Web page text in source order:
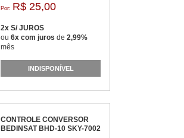
Por: R$ 25,00
2x S/ JUROS
ou 6x com juros de 2,99%
mês
INDISPONÍVEL
CONTROLE CONVERSOR
BEDINSAT BHD-10 SKY-7002